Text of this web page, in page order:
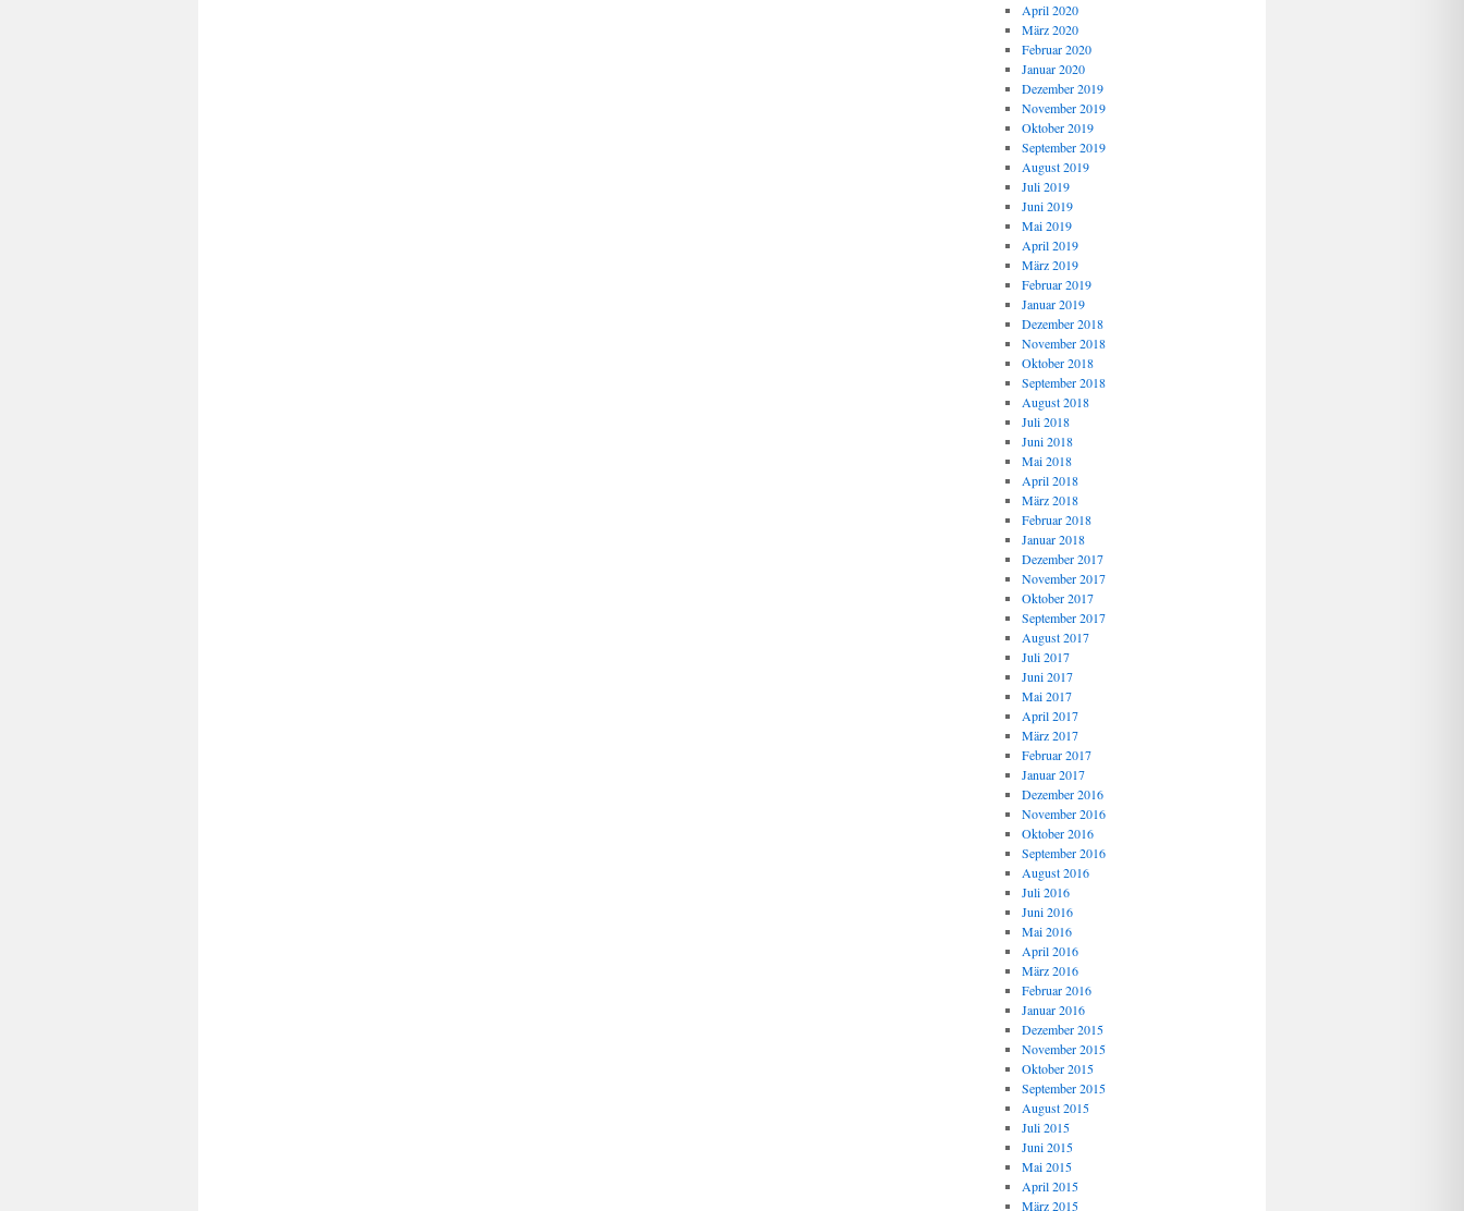
April 2020
März 2020
Februar 2020
Januar 2020
Dezember 2019
November 2019
Oktober 2019
September 2019
August 2019
Juli 2019
Juni 2019
Mai 2019
April 2019
März 2019
Februar 2019
Januar 2019
Dezember 2018
November 2018
Oktober 2018
September 2018
August 2018
Juli 2018
Juni 2018
Mai 2018
April 2018
März 2018
Februar 2018
Januar 2018
Dezember 2017
November 2017
Oktober 2017
September 2017
August 2017
Juli 2017
Juni 2017
Mai 2017
April 2017
März 2017
Februar 2017
Januar 2017
Dezember 2016
November 2016
Oktober 2016
September 2016
August 2016
Juli 2016
Juni 2016
Mai 2016
April 2016
März 2016
Februar 2016
Januar 2016
Dezember 2015
November 2015
Oktober 2015
September 2015
August 2015
Juli 2015
Juni 2015
Mai 2015
April 2015
März 2015